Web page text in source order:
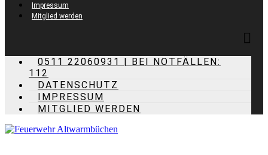
Impressum
Mitglied werden
0511 22060931 | BEI NOTFÄLLEN:
112
DATENSCHUTZ
IMPRESSUM
MITGLIED WERDEN